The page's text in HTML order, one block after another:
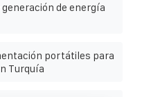
de energía
portátiles para
Turquía